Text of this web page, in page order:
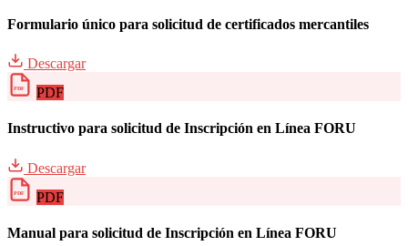
Formulario único para solicitud de certificados mercantiles
Descargar
PDF PDF
Instructivo para solicitud de Inscripción en Línea FORU
Descargar
PDF PDF
Manual para solicitud de Inscripción en Línea FORU